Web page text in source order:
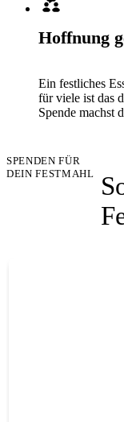
Hoffnung
Ein festliches
für viele ist das
Spende machst
SPENDEN FÜR
DEIN FESTMAHL